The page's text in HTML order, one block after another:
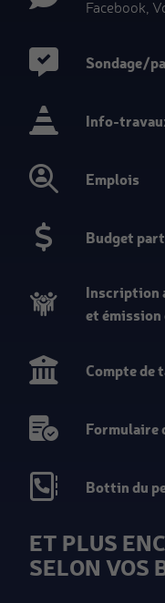
Facebook,
Sondage/
Info-
Emplois
Budget
Inscription
et émission
Compte de
Formulaire
Bottin du
ET PLUS
SELON VOS